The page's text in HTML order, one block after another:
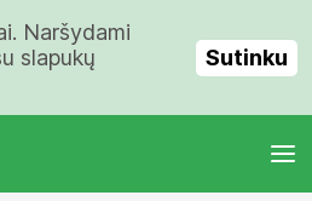
Naršydami
slapukų
Sutinku